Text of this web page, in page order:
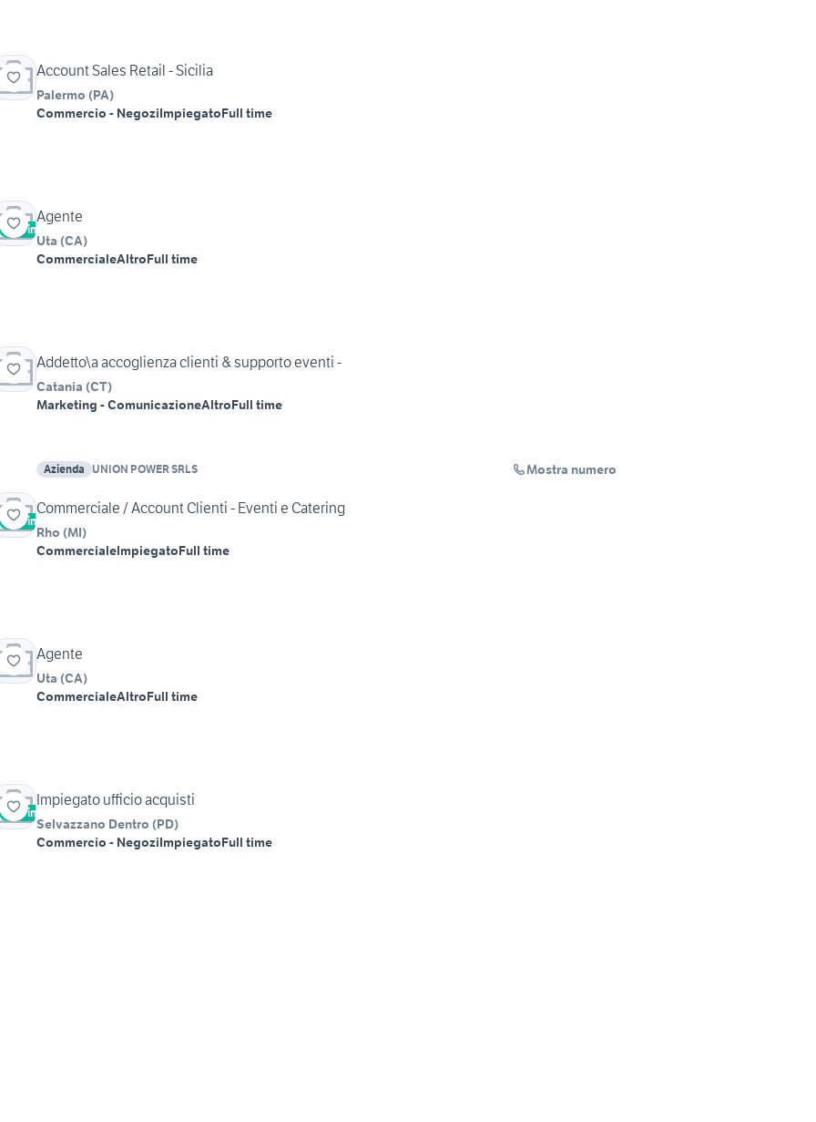
Account Sales Retail - Sicilia
Palermo (PA)
Commercio - NegoziImpiegatoFull time
Vetrina
Agente
Uta (CA)
CommercialeAltroFull time
Addetto\a accoglienza clienti & supporto eventi -
Catania (CT)
Marketing - ComunicazioneAltroFull time
Azienda UNION POWER SRLS Mostra numero
Vetrina
Commerciale / Account Clienti - Eventi e Catering
Rho (MI)
CommercialeImpiegatoFull time
Agente
Uta (CA)
CommercialeAltroFull time
Vetrina
Impiegato ufficio acquisti
Selvazzano Dentro (PD)
Commercio - NegoziImpiegatoFull time